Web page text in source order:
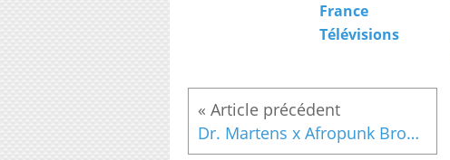
France
Télévisions
Dr. Martens x Afropunk Brooklyn 2017